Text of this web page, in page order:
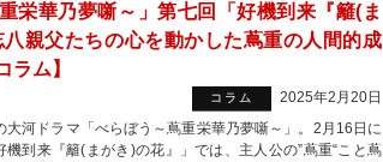
栄華乃夢噺～」第七回「好機到来『籬(ま
親父たちの心を動かした蔦重の人間的成
ラム】
コラム
2025年2月20日
河ドラマ「べらぼう～蔦重栄華乃夢噺～」。2月16日に
到来『籬(まがき)の花』」では、主人公の”蔦重“こと蔦